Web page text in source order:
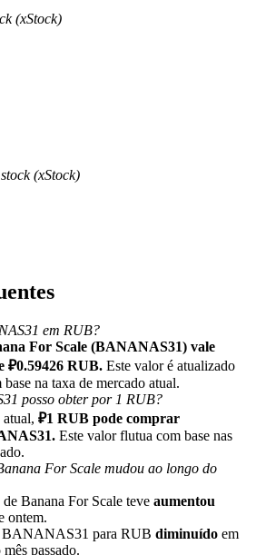
para receber recompensas em dinheiro
(xStock)
(xStock)
em RUB?
For Scale (BANANAS31) vale
₽0.59426 RUB. Este valor é atualizado
na taxa de mercado atual.
posso obter por 1 RUB?
₽1 RUB pode comprar
Este valor flutua com base nas
For Scale mudou ao longo do
Banana For Scale teve aumentou
ontem.
BANANAS31 para RUB diminuído em
passado.